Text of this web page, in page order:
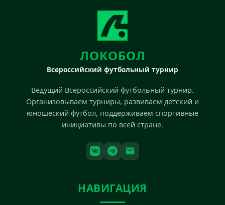
ЛОКОБОЛ
Всероссийский футбольный турнир
Ведущий Всероссийский футбольный турнир.
Организовываем турниры, развиваем детский и
юношеский футбол, поддерживаем спортивные
инициативы по всей стране.
НАВИГАЦИЯ